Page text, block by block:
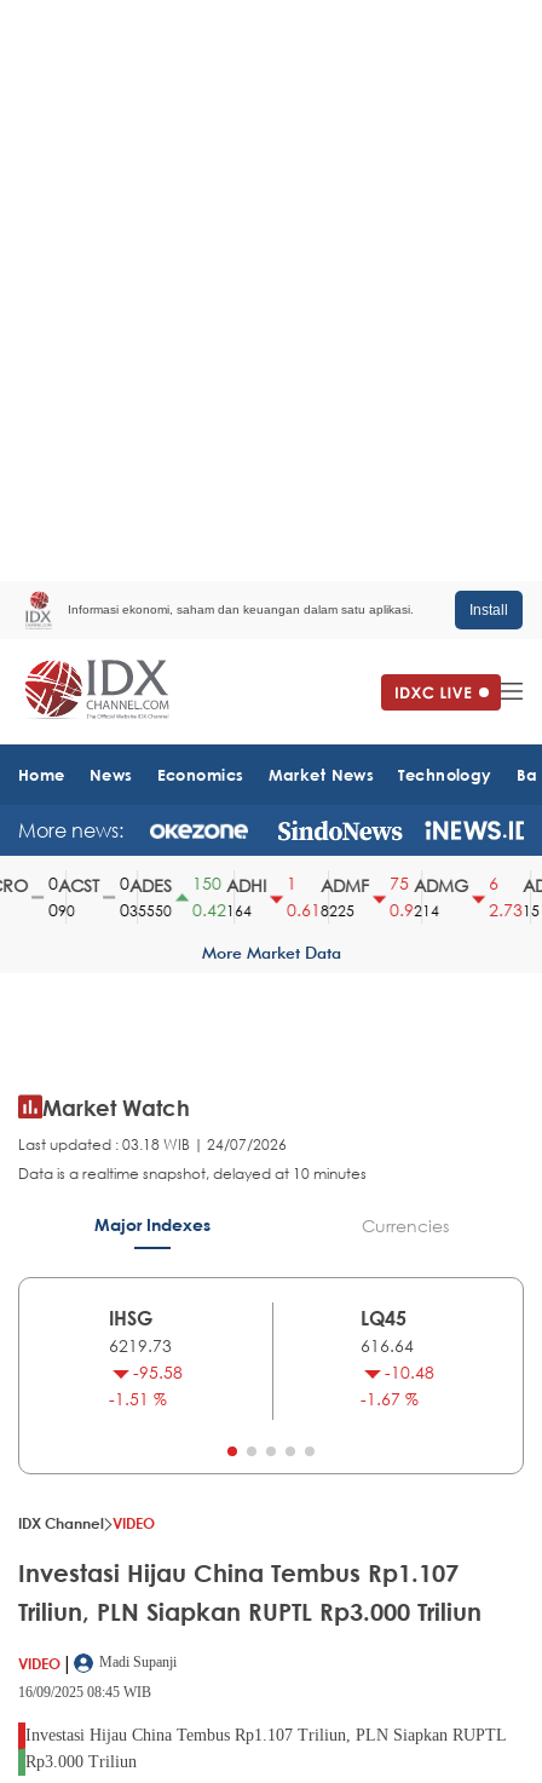
Informasi ekonomi, saham dan keuangan dalam satu aplikasi. Install
Home News Economics Market News Technology
More news:
ACST
90
ADES
35550
150
0.42
ADHI
164
0.61
ADMF
8225
75
0.9
ADMG
214
2.73
More Market Data
Market Watch
Last updated : 03.18 WIB | 24/07/2026
Data is a realtime snapshot, delayed at 10 minutes
Major Indexes Currencies
IHSG
6219.73
-95.58
-1.51 %
LQ45
616.64
-10.48
-1.67 %
IDX Channel VIDEO
Investasi Hijau China Tembus Rp1.107
Triliun, PLN Siapkan RUPTL Rp3.000 Triliun
VIDEO |
Madi Supanji
16/09/2025 08:45 WIB
Investasi Hijau China Tembus Rp1.107 Triliun, PLN Siapkan RUPTL
Rp3.000 Triliun